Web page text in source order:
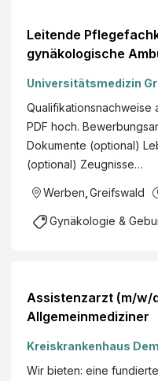
Leitende
gynäkologische
Universitätsmedizin
Qualifikationsnachweise
PDF hoch.
Dokumente (optional)
(optional) Zeugnisse…
Werben Greifswald
Gynäkologie &
Assistenzarzt (m/w/
Allgemeinmediziner
Kreiskrankenhaus
Wir bieten: eine